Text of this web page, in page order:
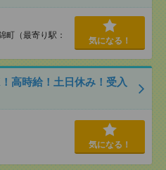
町（最寄り駅：
気になる！
高時給！土日休み！受入
気になる！